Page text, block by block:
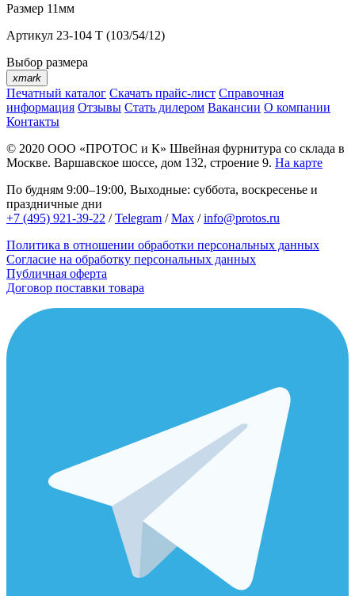
Размер 11мм
Артикул 23-104 T (103/54/12)
Выбор размера
xmark
Печатный каталог Скачать прайс-лист Справочная
информация Отзывы Стать дилером Вакансии О компании
Контакты
© 2020 ООО «ПРОТОС и К» Швейная фурнитура со склада в
Москве. Варшавское шоссе, дом 132, строение 9. На карте
По будням 9:00–19:00, Выходные: суббота, воскресенье и
праздничные дни
+7 (495) 921-39-22 /Telegram /Max /info@protos.ru
Политика в отношении обработки персональных данных
Согласие на обработку персональных данных
Публичная оферта
Договор поставки товара